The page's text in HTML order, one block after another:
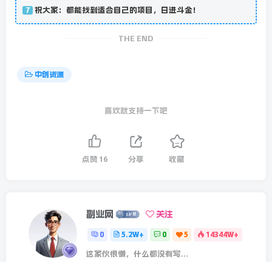
7 祝大家：都能找到适合自己的项目，日进斗金！
THE END
中创资源
喜欢就支持一下吧
点赞 16 分享 收藏
副业网 关注
0 5.2W+ 0 5 14344W+
这家伙很懒，什么都没有写...